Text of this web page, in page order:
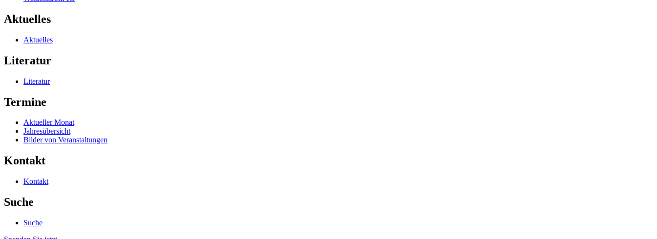
Aktuelles
Aktuelles
Literatur
Literatur
Termine
Aktueller Monat
Jahresübersicht
Bilder von Veranstaltungen
Kontakt
Kontakt
Suche
Suche